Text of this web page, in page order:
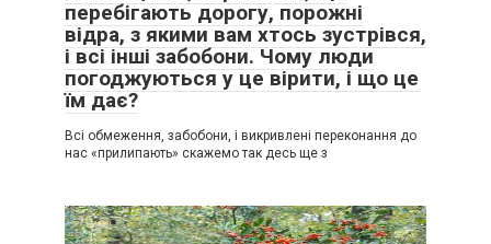
перебігають дорогу, порожні
відра, з якими вам хтось зустрівся,
і всі інші забобони. Чому люди
погоджуються у це вірити, і що це
їм дає?
Всі обмеження, забобони, і викривлені переконання до
нас «прилипають» скажемо так десь ще з